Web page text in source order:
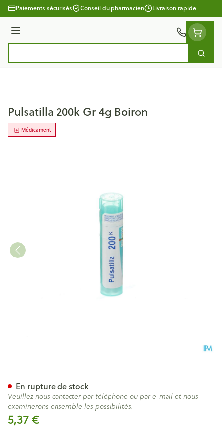
Aller au contenu
Paiements sécurisés Conseil du pharmacien Livraison rapide
Menu
Pulsatilla 200k Gr 4g Boiron
Médicament
5,37 €
En rupture de stock
Veuillez nous contacter par téléphone ou par e-mail et nous
examinerons ensemble les possibilités.